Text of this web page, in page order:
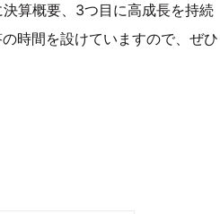
算概要、3つ目に高成長を持続
時間を設けていますので、ぜひ